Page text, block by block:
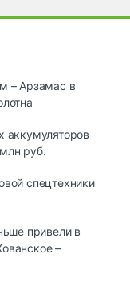
– Арзамас в
аккумуляторов
руб.
спецтехники
привели в
–